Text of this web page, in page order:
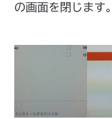
の画面を閉じます。